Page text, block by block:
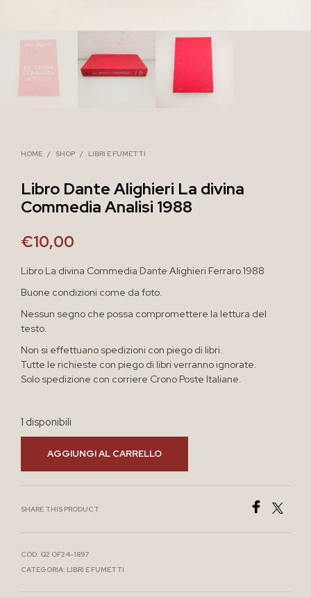
HOME / SHOP / LIBRI E FUMETTI
Libro Dante Alighieri La divina
Commedia Analisi 1988
€10,00
Libro La divina Commedia Dante Alighieri Ferraro 1988
Buone condizioni come da foto.
Nessun segno che possa compromettere la lettura del
testo.
Non si effettuano spedizioni con piego di libri.
Tutte le richieste con piego di libri verranno ignorate.
Solo spedizione con corriere Crono Poste Italiane.
1 disponibili
AGGIUNGI AL CARRELLO
SHARE THIS PRODUCT
COD: Q2 OF24-1897
CATEGORIA: LIBRI E FUMETTI